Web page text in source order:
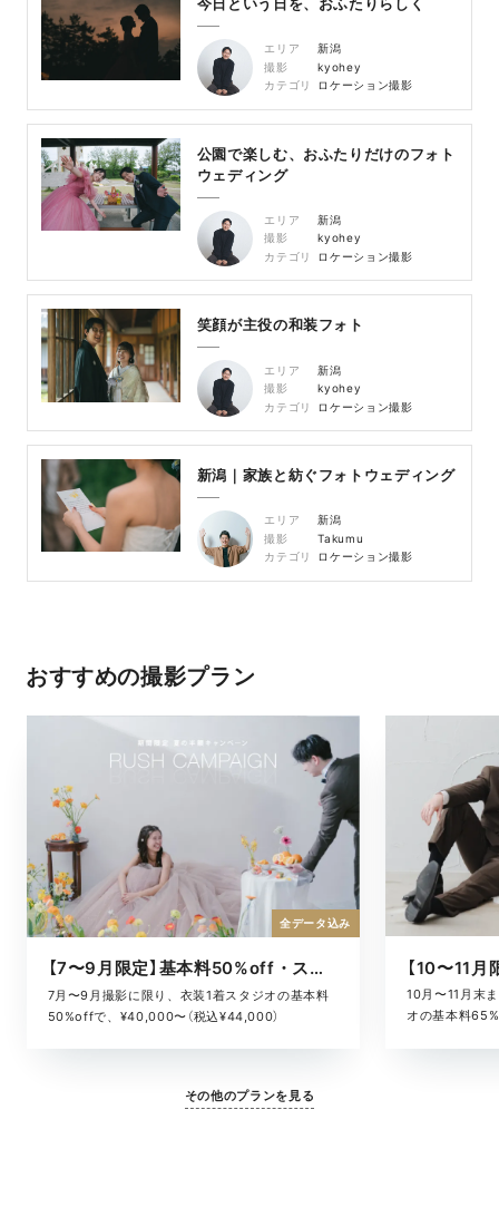
エリア
新潟
撮影
kyohey
カテゴリ
ロケーション撮影
公園で楽しむ、おふたりだけのフォト
ウェディング
エリア
新潟
撮影
kyohey
カテゴリ
ロケーション撮影
笑顔が主役の和装フォト
エリア
新潟
撮影
kyohey
カテゴリ
ロケーション撮影
新潟｜家族と紡ぐフォトウェディング
エリア
新潟
撮影
Takumu
カテゴリ
ロケーション撮影
おすすめの撮影プラン
【7〜9月限定】基本料50%off・スタジオキャンペーン
7月〜9月撮影に限り、衣装1着スタジオの基本料
50%offで、¥40,000〜（税込¥44,000）
全データ込み
10月〜11月末
オの基本料
その他のプランを見る